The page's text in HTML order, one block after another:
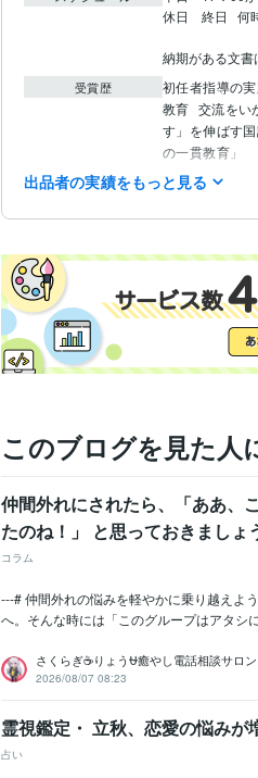
休日    終日   何
納期がある文書
受賞歴 初任者指導の
教育 交流をい
す」を伸ばす
の一貫教育」
資格・検定 小学校専修免
出品者の実績をもっと見る
このブログを見た人
仲間外れにされたら、「ああ、
たのね！」 と思っておきまし
コラム
---# 仲間外れの悩みを軽やかに乗り越えよ
へ。そんな時には「このグループはアタシ
さくらぎ☕りょう⛎癒やし電話相談サロ
2026/08/07 08:23
霊視鑑定・ 立秋、恋愛の悩みが
占い